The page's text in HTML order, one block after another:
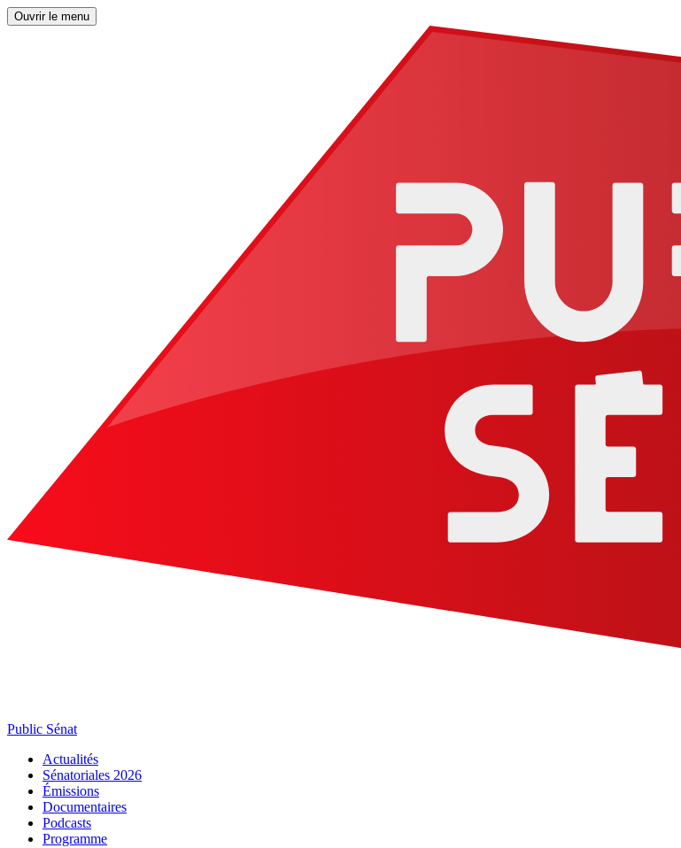
Ouvrir le menu
Public Sénat
Actualités
Sénatoriales 2026
Émissions
Documentaires
Podcasts
Programme